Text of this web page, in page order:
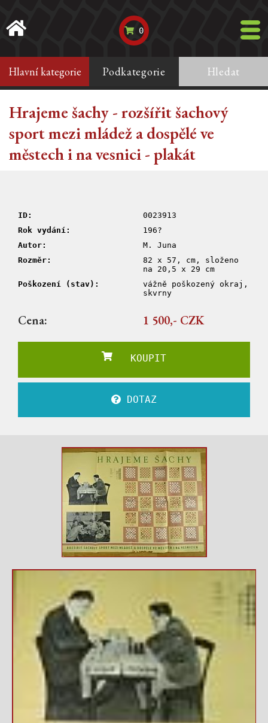
0
Hlavní kategorie Podkategorie Hledat
Hrajeme šachy - rozšířit šachový
sport mezi mládež a dospělé ve
městech i na vesnici - plakát
ID:
0023913
Rok vydání:
196?
Autor:
M. Juna
Rozměr:
82 x 57, cm, složeno
na 20,5 x 29 cm
Poškození (stav):
vážně poškozený okraj,
skvrny
Cena: 1 500,- CZK
KOUPIT
DOTAZ